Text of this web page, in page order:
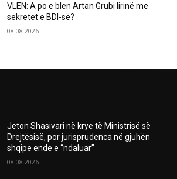
VLEN: A po e blen Artan Grubi lirinë me
sekretet e BDI-së?
08.08.2026
Jeton Shasivari në krye të Ministrisë së
Drejtësisë, por jurisprudenca në gjuhën
shqipe ende e “ndaluar”
08.08.2026